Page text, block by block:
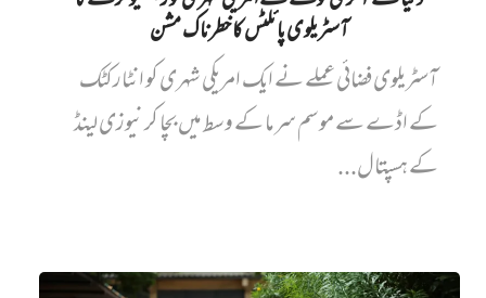
آسٹریلوی پائلٹس کا خطرناک مشن
آسٹریلوی فضائی عملے نے ایک امریکی شہری کو انٹارکٹک
کے اڈے سے موسم سرما کے وسط میں بچا کر نیوزی لینڈ
کے ہسپتال...